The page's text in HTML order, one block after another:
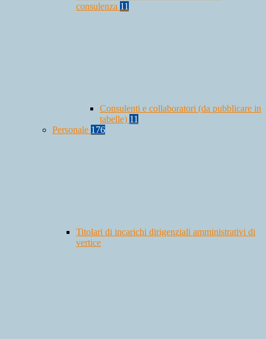
consulenza 11
Consulenti e collaboratori (da pubblicare in
tabelle) 11
Personale 176
Titolari di incarichi dirigenziali amministrativi di
vertice